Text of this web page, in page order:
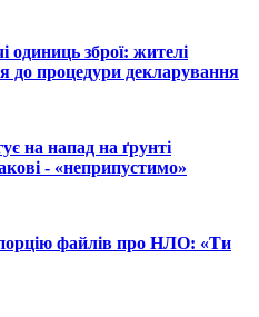
одиниць зброї: жителі
до процедури декларування
на напад на ґрунті
- «неприпустимо»
файлів про НЛО: «Ти